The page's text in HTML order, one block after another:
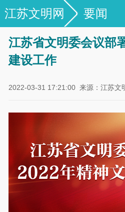
江苏文明网 要闻
江苏省文明委会议部
建设工作
2022-03-31 17:21:00 来源：江苏文